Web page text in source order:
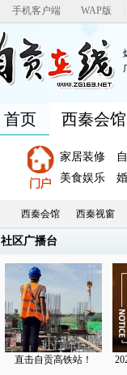
手机客户端 WAP版
首页 西秦会馆
家居装修
美食娱乐
西秦会馆 西秦视窗
社区广播台
直击自贡高铁站！